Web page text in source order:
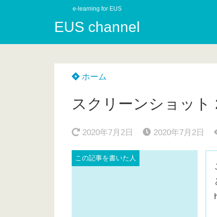
e-learning for EUS
EUS channel
ホーム
スクリーンショット
2020年7月2日 2020年7月2日